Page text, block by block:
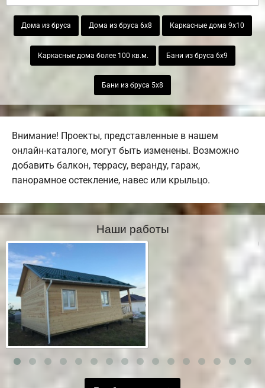
Дома из бруса Дома из бруса 6х8 Каркасные дома 9х10
Каркасные дома более 100 кв.м. Бани из бруса 6х9
Бани из бруса 5х8
Внимание! Проекты, представленные в нашем
онлайн-каталоге, могут быть изменены. Возможно
добавить балкон, террасу, веранду, гараж,
панорамное остекление, навес или крыльцо.
Наши работы